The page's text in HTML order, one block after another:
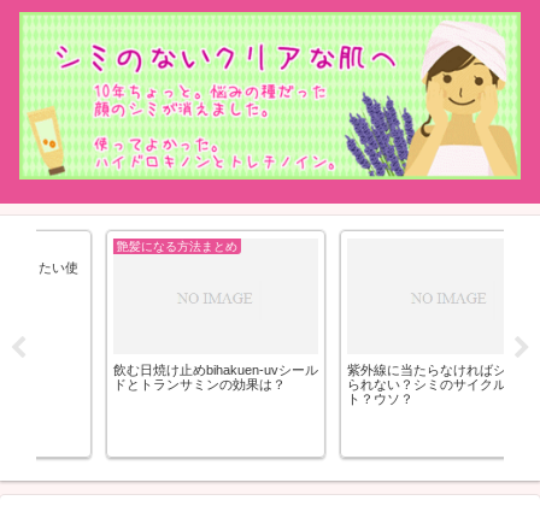
艶髪になる方法まとめ
飲む日焼け止めbihakuen-uvシール
ドとトランサミンの効果は？
紫外線に当たらなければシミは作
られない？シミのサイクルのホン